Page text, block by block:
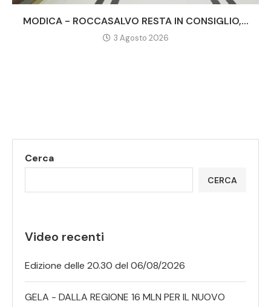
MODICA - ROCCASALVO RESTA IN CONSIGLIO,...
3 Agosto 2026
Cerca
CERCA
Video recenti
Edizione delle 20.30 del 06/08/2026
GELA - DALLA REGIONE 16 MLN PER IL NUOVO